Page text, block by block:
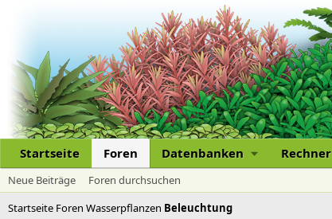
Startseite Foren Datenbanken Rechner
Neue Beiträge
Foren durchsuchen
Startseite Foren Wasserpflanzen Beleuchtung